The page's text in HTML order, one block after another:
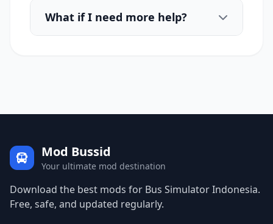
What if I need more help?
Mod Bussid
Your ultimate mod destination
Download the best mods for Bus Simulator Indonesia.
Free, safe, and updated regularly.